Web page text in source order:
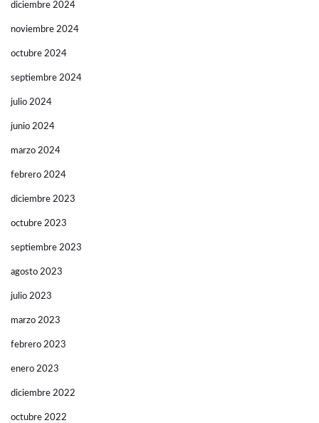
diciembre 2024
noviembre 2024
octubre 2024
septiembre 2024
julio 2024
junio 2024
marzo 2024
febrero 2024
diciembre 2023
octubre 2023
septiembre 2023
agosto 2023
julio 2023
marzo 2023
febrero 2023
enero 2023
diciembre 2022
octubre 2022